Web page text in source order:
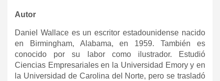
Autor
Daniel Wallace es un escritor estadounidense nacido
en Birmingham, Alabama, en 1959. También es
conocido por su labor como ilustrador. Estudió
Ciencias Empresariales en la Universidad Emory y en
la Universidad de Carolina del Norte, pero se trasladó